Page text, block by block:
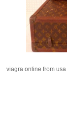
viagra online from usa